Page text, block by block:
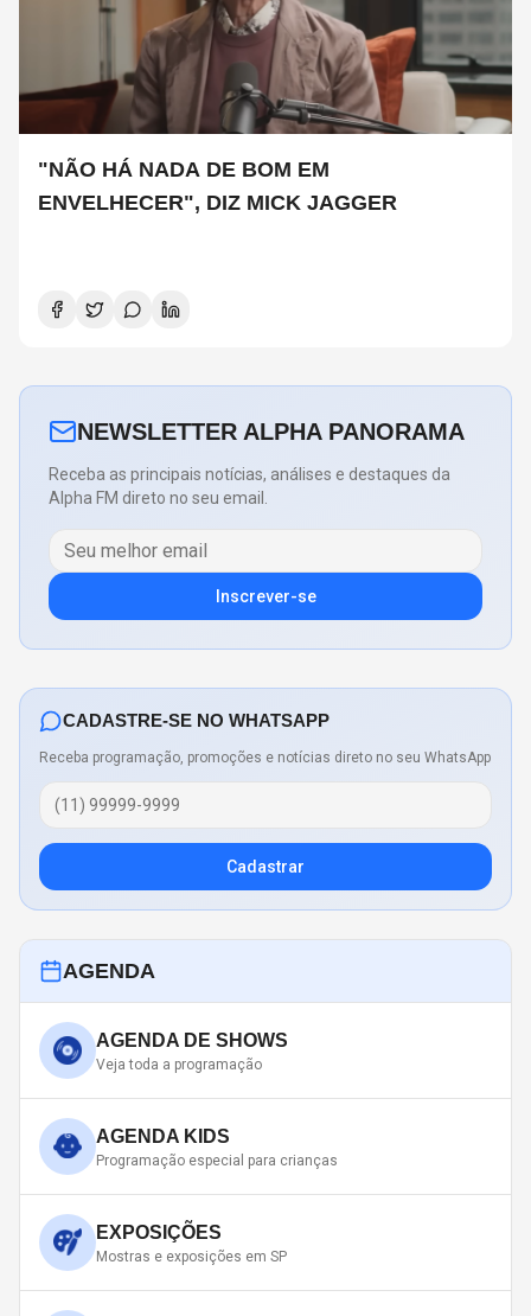
"NÃO HÁ NADA DE BOM EM
ENVELHECER", DIZ MICK JAGGER
NEWSLETTER ALPHA PANORAMA
Receba as principais notícias, análises e destaques da
Alpha FM direto no seu email.
Inscrever-se
CADASTRE-SE NO WHATSAPP
Receba programação, promoções e notícias direto no seu WhatsApp
Cadastrar
AGENDA
AGENDA DE SHOWS
Veja toda a programação
AGENDA KIDS
Programação especial para crianças
EXPOSIÇÕES
Mostras e exposições em SP